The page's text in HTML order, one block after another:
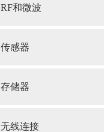
RF和微波
传感器
存储器
无线连接